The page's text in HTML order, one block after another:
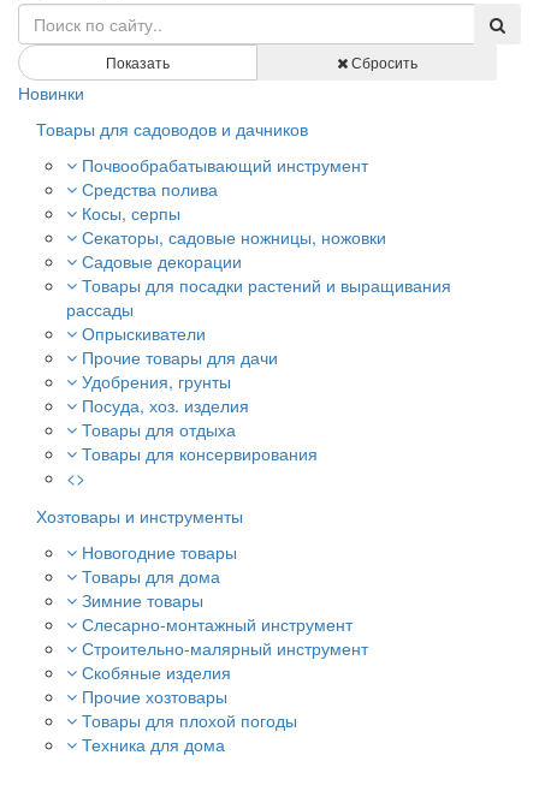
Показать Сбросить
Новинки
Товары для садоводов и дачников
Почвообрабатывающий инструмент
Средства полива
Косы, серпы
Секаторы, садовые ножницы, ножовки
Садовые декорации
Товары для посадки растений и выращивания
рассады
Опрыскиватели
Прочие товары для дачи
Удобрения, грунты
Посуда, хоз. изделия
Товары для отдыха
Товары для консервирования
<>
Хозтовары и инструменты
Новогодние товары
Товары для дома
Зимние товары
Слесарно-монтажный инструмент
Строительно-малярный инструмент
Скобяные изделия
Прочие хозтовары
Товары для плохой погоды
Техника для дома